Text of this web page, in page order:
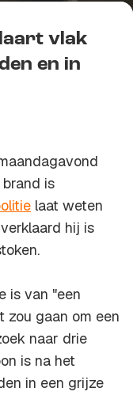
Kopieer link
vlak
en in
is
laat weten
hij is
is van "een
zou gaan om een
naar drie
is na het
in een grijze